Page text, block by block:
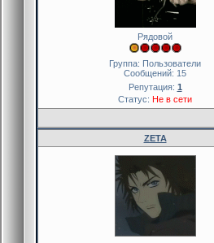
Рядовой
Группа: Пользователи
Сообщений: 15
Репутация: 1
Статус: Не в сети
ZETA